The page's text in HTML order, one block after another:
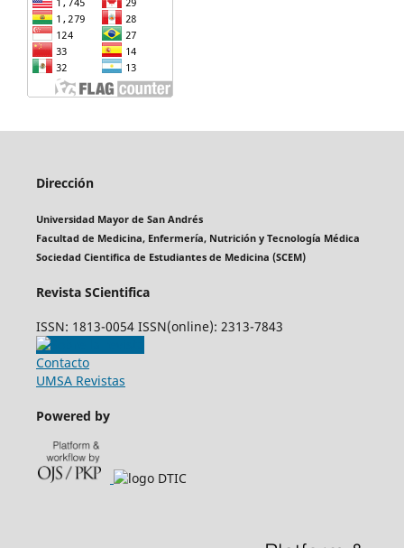
Dirección
Universidad Mayor de San Andrés
Facultad de Medicina, Enfermería, Nutrición y Tecnología Médica
Sociedad Cientifica de Estudiantes de Medicina (SCEM)
Revista SCientifica
ISSN: 1813-0054 ISSN(online): 2313-7843
Contacto
UMSA Revistas
Powered by